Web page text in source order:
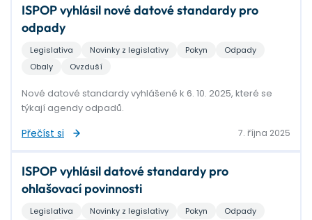
ISPOP vyhlásil nové datové standardy pro
odpady
Legislativa Novinky z legislativy Pokyn
Odpady
Obaly
Ovzduší
Nové datové standardy vyhlášené k 6. 10. 2025, které se
týkají agendy odpadů.
Přečíst si 7. října 2025
ISPOP vyhlásil datové standardy pro
ohlašovací povinnosti
Legislativa Novinky z legislativy Pokyn
Odpady